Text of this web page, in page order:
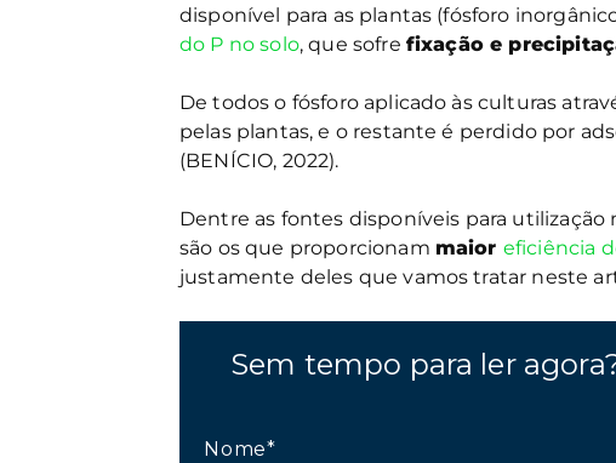
disponível para as plantas (fósforo
do P no solo, que sofre fixação e
De todos o fósforo aplicado às culturas
pelas plantas, e o restante é perdido por
(BENÍCIO, 2022).
Dentre as fontes disponíveis para utilização
são os que proporcionam maior eficiência
justamente deles que vamos tratar neste
Sem tempo para ler
Nome*